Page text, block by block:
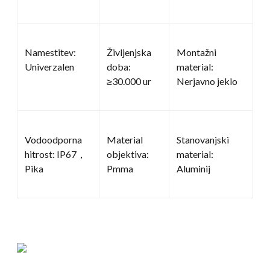
Namestitev:
Univerzalen
Življenjska
doba:
≥30.000 ur
Montažni
material:
Nerjavno jeklo
Vodoodporna
hitrost: IP67，
Pika
Material
objektiva:
Pmma
Stanovanjski
material:
Aluminij